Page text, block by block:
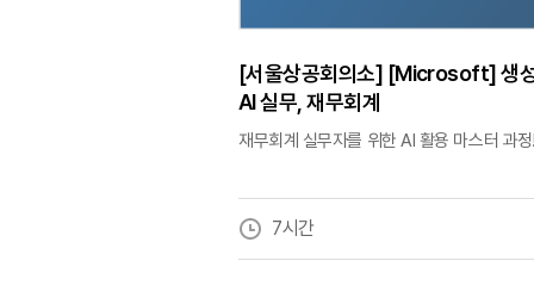
[서울상공회의소] [Microsoft] 생
AI 실무, 재무회계
재무회계 실무자를 위한 AI 활용 마스터 과
7시간